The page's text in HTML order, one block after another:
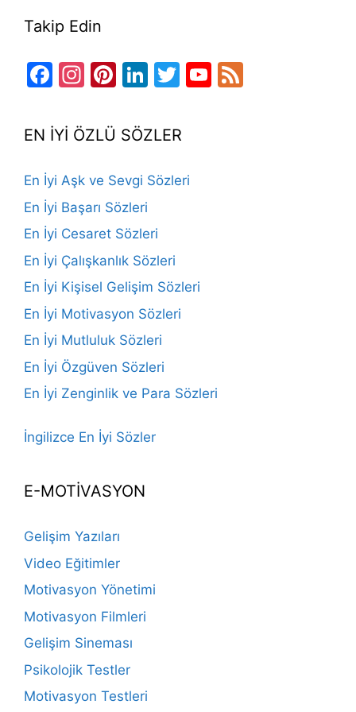
Takip Edin
Facebook
Instagram
Pinterest
LinkedIn
TwitterYouTube
EN İYİ ÖZLÜ SÖZLER
En İyi Aşk ve Sevgi Sözleri
En İyi Başarı Sözleri
En İyi Cesaret Sözleri
En İyi Çalışkanlık Sözleri
En İyi Kişisel Gelişim Sözleri
En İyi Motivasyon Sözleri
En İyi Mutluluk Sözleri
En İyi Özgüven Sözleri
En İyi Zenginlik ve Para Sözleri
İngilizce En İyi Sözler
E-MOTİVASYON
Gelişim Yazıları
Video Eğitimler
Motivasyon Yönetimi
Motivasyon Filmleri
Gelişim Sineması
Psikolojik Testler
Motivasyon Testleri